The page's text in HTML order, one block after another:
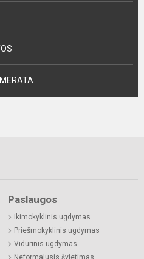
Paslaugos
Ikimokyklinis ugdymas
Priešmokyklinis ugdymas
Vidurinis ugdymas
Neformalusis švietimas